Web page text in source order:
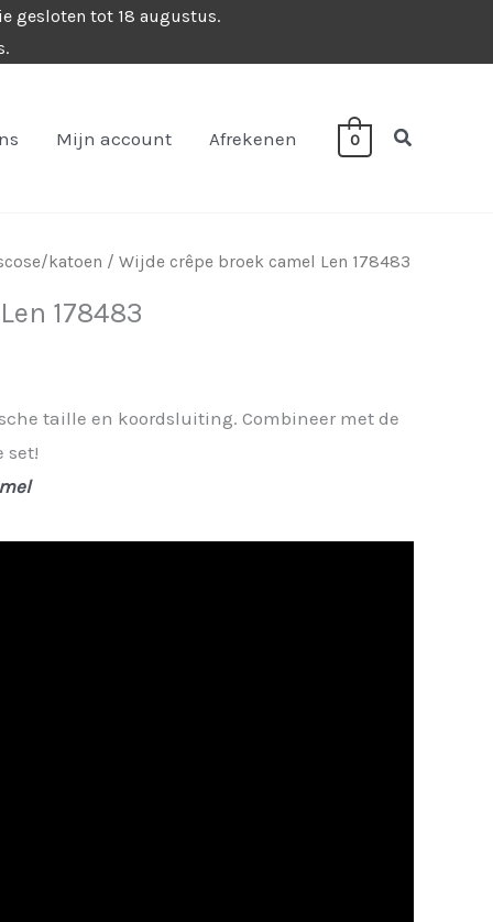
gesloten tot 18 augustus.
Mijn account Afrekenen 0 Zoeken
katoen / Wijde crêpe broek camel Len 178483
178483
taille en koordsluiting. Combineer met de
set!